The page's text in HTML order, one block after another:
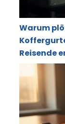
Warum
Reisende